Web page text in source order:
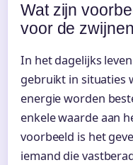
Wat zijn
voor de
In het dagelijks
gebruikt in situaties
energie worden
enkele waarde aan
voorbeeld is het
iemand die